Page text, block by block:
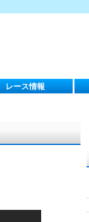
レース情報